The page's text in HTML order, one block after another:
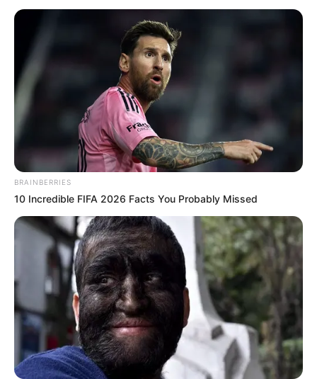
BRAINBERRIES
10 Incredible FIFA 2026 Facts You Probably Missed